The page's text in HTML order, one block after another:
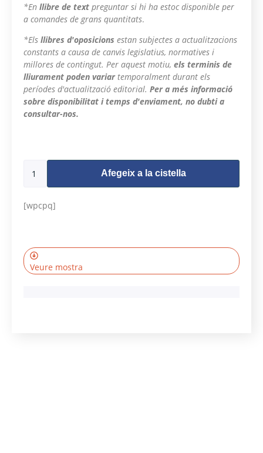
*En llibre de text preguntar si hi ha estoc disponible per
a comandes de grans quantitats.
*Els llibres d'oposicions estan subjectes a actualitzacions
constants a causa de canvis legislatius, normatives i
millores de contingut. Per aquest motiu, els terminis de
lliurament poden variartemporalment durant els
períodes d'actualització editorial. Per a més informació
sobre disponibilitat i temps d'enviament, no dubti a
consultar-nos.
Afegeix a la cistella
[wpcpq]
Veure mostra